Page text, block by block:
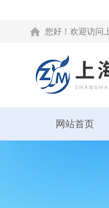
您好！欢迎访问
网站首页